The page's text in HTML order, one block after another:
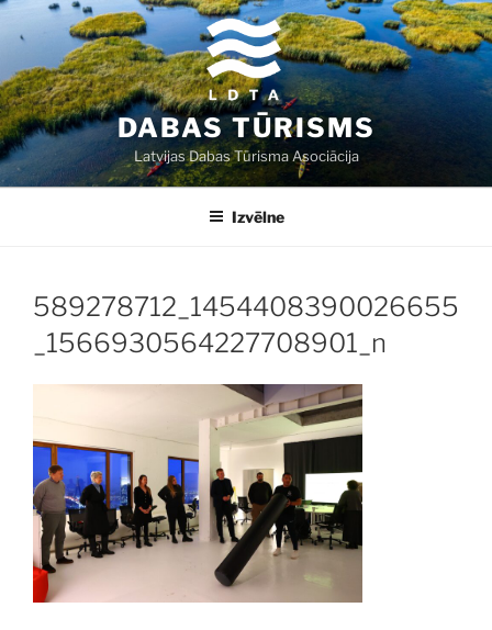
Doties
saturu
DABAS TŪRISMS
Latvijas Dabas Tūrisma Asociācija
Izvēlne
589278712_1454408390026655
_1566930564227708901_n